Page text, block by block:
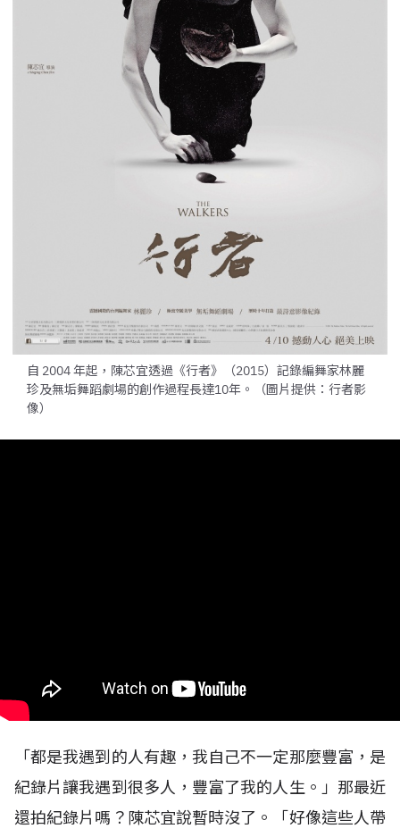
自 2004 年起，陳芯宜透過《行者》（2015）記錄編舞家林麗
珍及無垢舞蹈劇場的創作過程長達10年。（圖片提供：行者影
像）
「都是我遇到的人有趣，我自己不一定那麼豐富，是
紀錄片讓我遇到很多人，豐富了我的人生。」那最近
還拍紀錄片嗎？陳芯宜說暫時沒了。「好像這些人帶